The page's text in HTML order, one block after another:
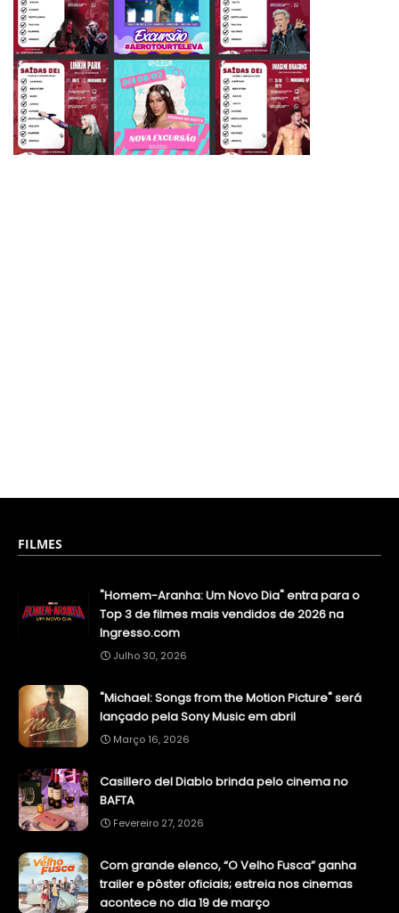
FILMES
"Homem-Aranha: Um Novo Dia" entra para o
Top 3 de filmes mais vendidos de 2026 na
Ingresso.com
Julho 30, 2026
"Michael: Songs from the Motion Picture" será
lançado pela Sony Music em abril
Março 16, 2026
Casillero del Diablo brinda pelo cinema no
BAFTA
Fevereiro 27, 2026
Com grande elenco, “O Velho Fusca” ganha
trailer e pôster oficiais; estreia nos cinemas
acontece no dia 19 de março